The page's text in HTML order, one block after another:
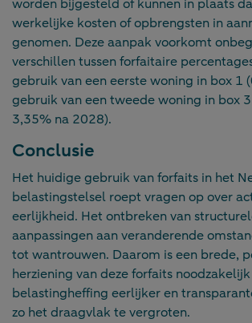
worden bijgesteld of kunnen in plaats
werkelijke kosten of opbrengsten in
genomen. Deze aanpak voorkomt
verschillen tussen forfaitaire
gebruik van een eerste woning in box 1
gebruik van een tweede woning in box
3,35% na 2028).
Conclusie
Het huidige gebruik van forfaits in het
belastingstelsel roept vragen op over
eerlijkheid. Het ontbreken van
aanpassingen aan veranderende
tot wantrouwen. Daarom is een brede,
herziening van deze forfaits
belastingheffing eerlijker en
zo het draagvlak te vergroten.